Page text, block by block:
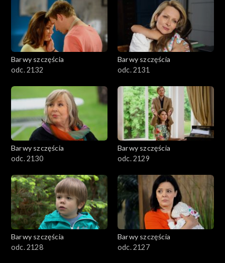
Barwy szczęścia
odc. 2132
Barwy szczęścia
odc. 2131
Barwy szczęścia
odc. 2130
Barwy szczęścia
odc. 2129
Barwy szczęścia
odc. 2128
Barwy szczęścia
odc. 2127